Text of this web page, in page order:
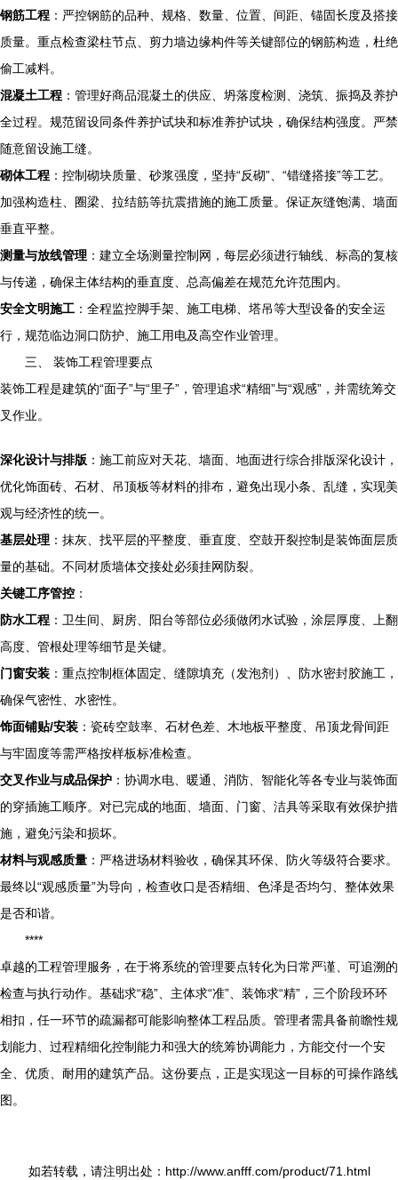
钢筋工程 ：严控钢筋的品种、规格、数量、位置、间距、锚固长度及搭接
质量。重点检查梁柱节点、剪力墙边缘构件等关键部位的钢筋构造，杜绝
偷工减料。
混凝土工程 ：管理好商品混凝土的供应、坍落度检测、浇筑、振捣及养护
全过程。规范留设同条件养护试块和标准养护试块，确保结构强度。严禁
随意留设施工缝。
砌体工程 ：控制砌块质量、砂浆强度，坚持“反砌”、“错缝搭接”等工艺。
加强构造柱、圈梁、拉结筋等抗震措施的施工质量。保证灰缝饱满、墙面
垂直平整。
测量与放线管理 ：建立全场测量控制网，每层必须进行轴线、标高的复核
与传递，确保主体结构的垂直度、总高偏差在规范允许范围内。
安全文明施工 ：全程监控脚手架、施工电梯、塔吊等大型设备的安全运
行，规范临边洞口防护、施工用电及高空作业管理。
三、 装饰工程管理要点
装饰工程是建筑的“面子”与“里子”，管理追求“精细”与“观感”，并需统筹交
叉作业。
深化设计与排版 ：施工前应对天花、墙面、地面进行综合排版深化设计，
优化饰面砖、石材、吊顶板等材料的排布，避免出现小条、乱缝，实现美
观与经济性的统一。
基层处理 ：抹灰、找平层的平整度、垂直度、空鼓开裂控制是装饰面层质
量的基础。不同材质墙体交接处必须挂网防裂。
关键工序管控 ：
防水工程 ：卫生间、厨房、阳台等部位必须做闭水试验，涂层厚度、上翻
高度、管根处理等细节是关键。
门窗安装 ：重点控制框体固定、缝隙填充（发泡剂）、防水密封胶施工，
确保气密性、水密性。
饰面铺贴/安装 ：瓷砖空鼓率、石材色差、木地板平整度、吊顶龙骨间距
与牢固度等需严格按样板标准检查。
交叉作业与成品保护 ：协调水电、暖通、消防、智能化等各专业与装饰面
的穿插施工顺序。对已完成的地面、墙面、门窗、洁具等采取有效保护措
施，避免污染和损坏。
材料与观感质量 ：严格进场材料验收，确保其环保、防火等级符合要求。
最终以“观感质量”为导向，检查收口是否精细、色泽是否均匀、整体效果
是否和谐。
****
卓越的工程管理服务，在于将系统的管理要点转化为日常严谨、可追溯的
检查与执行动作。基础求“稳”、主体求“准”、装饰求“精”，三个阶段环环
相扣，任一环节的疏漏都可能影响整体工程品质。管理者需具备前瞻性规
划能力、过程精细化控制能力和强大的统筹协调能力，方能交付一个安
全、优质、耐用的建筑产品。这份要点，正是实现这一目标的可操作路线
图。
如若转载，请注明出处：http://www.anfff.com/product/71.html